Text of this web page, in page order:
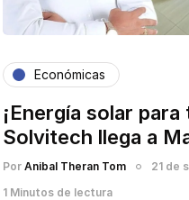
Económicas
¡Energía solar
Solvitech llega a
Por Anibal Theran Tom
21 de
1 Minutos de lectura